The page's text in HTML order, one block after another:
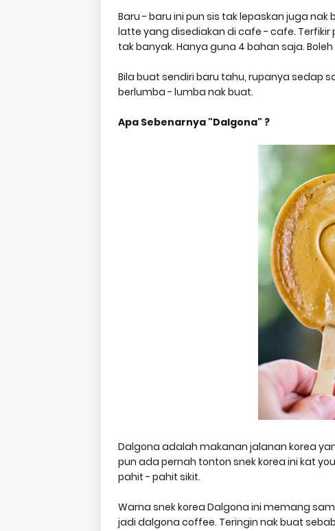
Baru - baru ini pun sis tak lepaskan juga
latte yang disediakan di cafe - cafe.
tak banyak. Hanya guna 4 bahan saja. Boleh
Bila buat sendiri baru tahu, rupanya sedap
berlumba - lumba nak buat.
Apa Sebenarnya "Dalgona" ?
Dalgona adalah makanan jalanan korea
pun ada pernah tonton snek korea ini kat
pahit - pahit sikit.
Warna snek korea Dalgona ini memang
jadi dalgona coffee. Teringin nak buat